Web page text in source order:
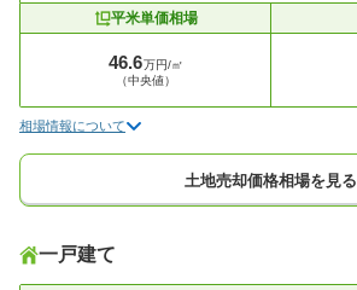
平米単価相場
46.6万円/㎡
（中央値）
相場情報について
土地売却価格相場を見る
一戸建て